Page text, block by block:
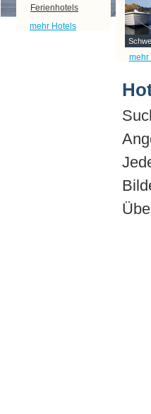
Ferienhotels
mehr Hotels
mehr